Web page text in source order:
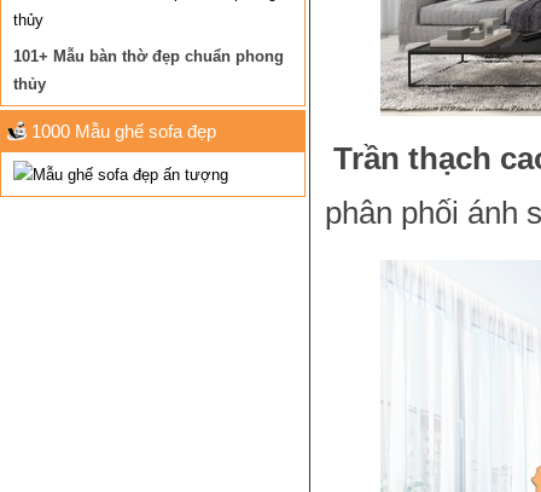
101+ Mẫu bàn thờ đẹp chuẩn phong
thủy
1000 Mẫu ghế sofa đẹp
Trần thạch
phân phối ánh